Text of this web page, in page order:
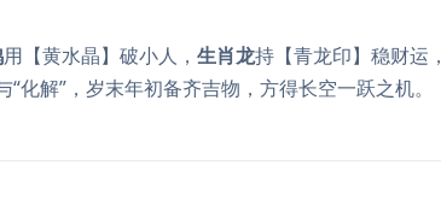
用【黄水晶】破小人， 生肖龙持【青龙印】稳财运，
化解”，岁末年初备齐吉物，方得长空一跃之机。